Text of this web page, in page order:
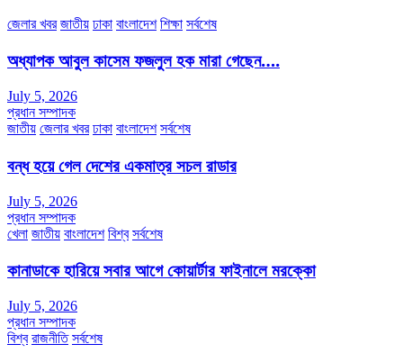
জেলার খবর জাতীয় ঢাকা বাংলাদেশ শিক্ষা সর্বশেষ
অধ্যাপক আবুল কাসেম ফজলুল হক মারা গেছেন….
July 5, 2026
প্রধান সম্পাদক
জাতীয় জেলার খবর ঢাকা বাংলাদেশ সর্বশেষ
বন্ধ হয়ে গেল দেশের একমাত্র সচল রাডার
July 5, 2026
প্রধান সম্পাদক
খেলা জাতীয় বাংলাদেশ বিশ্ব সর্বশেষ
কানাডাকে হারিয়ে সবার আগে কোয়ার্টার ফাইনালে মরক্কো
July 5, 2026
প্রধান সম্পাদক
বিশ্ব রাজনীতি সর্বশেষ